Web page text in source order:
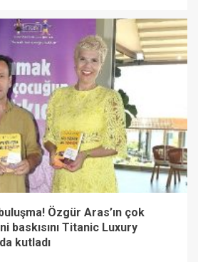
Özgür Aras’ın çok
baskısını Titanic Luxury
kutladı